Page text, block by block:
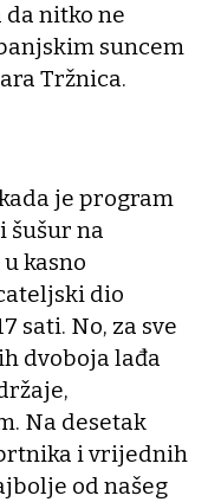
nitko ne
suncem
Tržnica.
je program
šušur na
kasno
dio
sati. No, za sve
dvoboja lađa
Na desetak
i vrijednih
od našeg